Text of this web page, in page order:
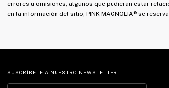
errores u omisiones, algunos que pudieran estar
en la información del sitio, PINK MAGNOLIA® se
SUSCRÍBETE A NUESTRO NEWSLETTER